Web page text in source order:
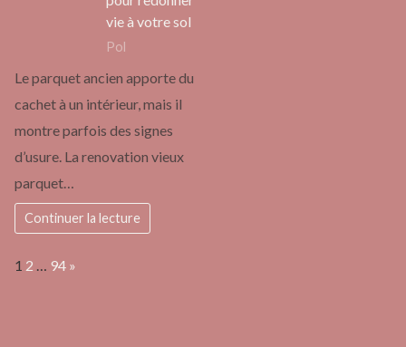
vie à votre sol
Pol
Le parquet ancien apporte du
cachet à un intérieur, mais il
montre parfois des signes
d’usure. La renovation vieux
parquet…
Continuer la lecture
Page:
1 2 … 94 Next
»